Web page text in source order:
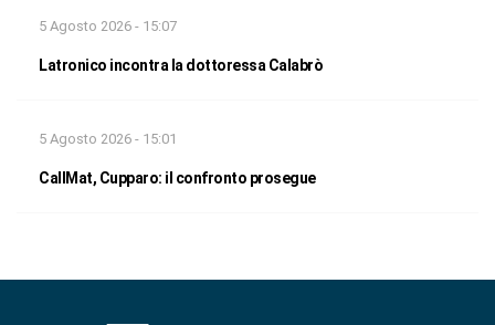
5 Agosto 2026 - 15:07
Latronico incontra la dottoressa Calabrò
5 Agosto 2026 - 15:01
CallMat, Cupparo: il confronto prosegue